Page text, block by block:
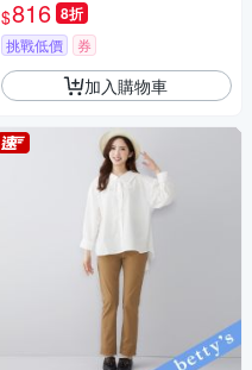
$816 8折
挑戰低價 券
加入購物車